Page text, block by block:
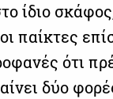
ίδιο
παίκτες
ότι
δύο